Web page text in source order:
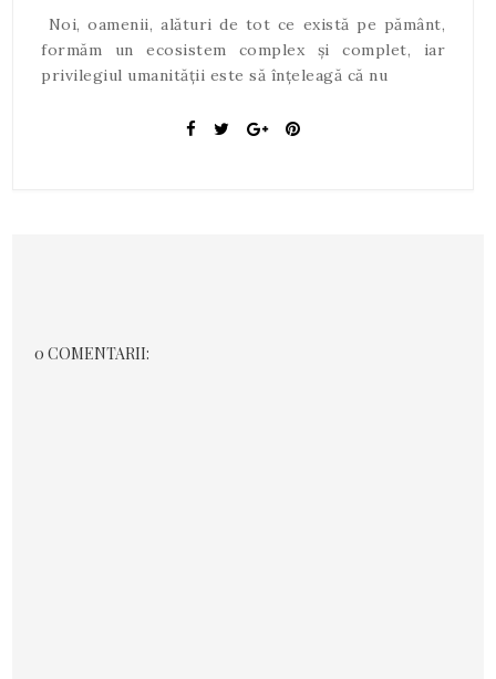
Noi, oamenii, alături de tot ce există pe pământ,
formăm un ecosistem complex și complet, iar
privilegiul umanității este să înțeleagă că nu
0 COMENTARII: